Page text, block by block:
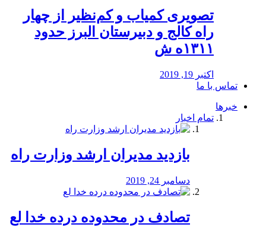
️تصویری کمیاب و کم‌نظیر از چهار
راه كالج و دبيرستان البرز حدود
۱۳۱۱ه ش
اکتبر 19, 2019
تماس با ما
خبرها
تمام اخبار
بازدید مدیران ارشد وزارت راه
دسامبر 24, 2019
تصادف در محدوده درده خدا لع